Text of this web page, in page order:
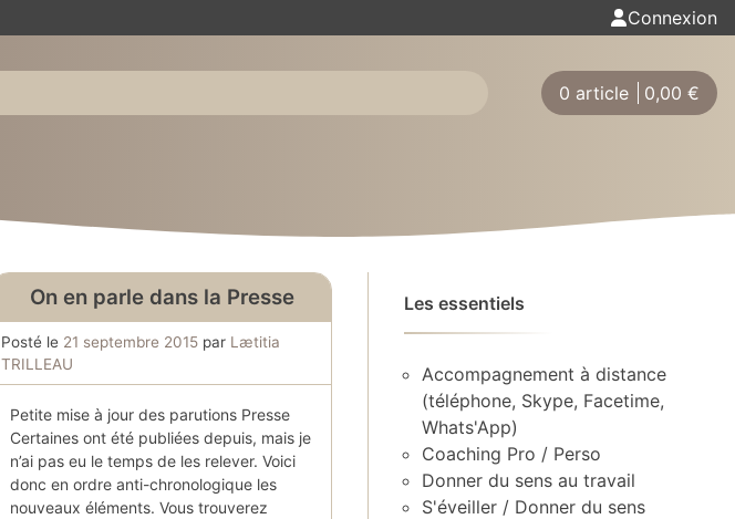
Connexion
0 article 0,00 €
On en parle dans la Presse
Posté le 21 septembre 2015 par Lætitia
TRILLEAU
Petite mise à jour des parutions Presse
Certaines ont été publiées depuis, mais je
n’ai pas eu le temps de les relever. Voici
donc en ordre anti-chronologique les
nouveaux éléments. Vous trouverez
Les essentiels
Accompagnement à distance
(téléphone, Skype, Facetime,
Whats'App)
Coaching Pro / Perso
Donner du sens au travail
S'éveiller / Donner du sens